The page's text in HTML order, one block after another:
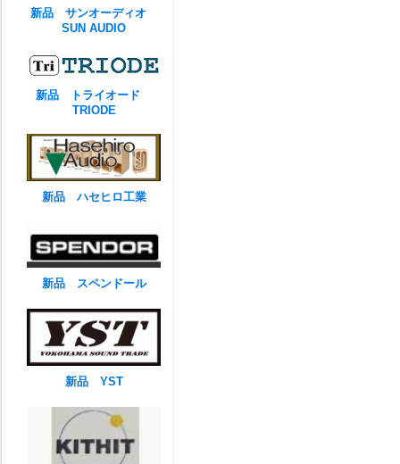
新品 サンオーディオ
SUN AUDIO
新品 トライオード
TRIODE
新品 ハセヒロ工業
新品 スペンドール
新品 YST